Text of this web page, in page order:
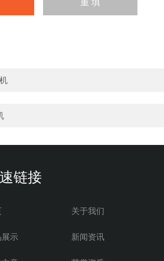
链接
关于我们
展示 新闻资讯